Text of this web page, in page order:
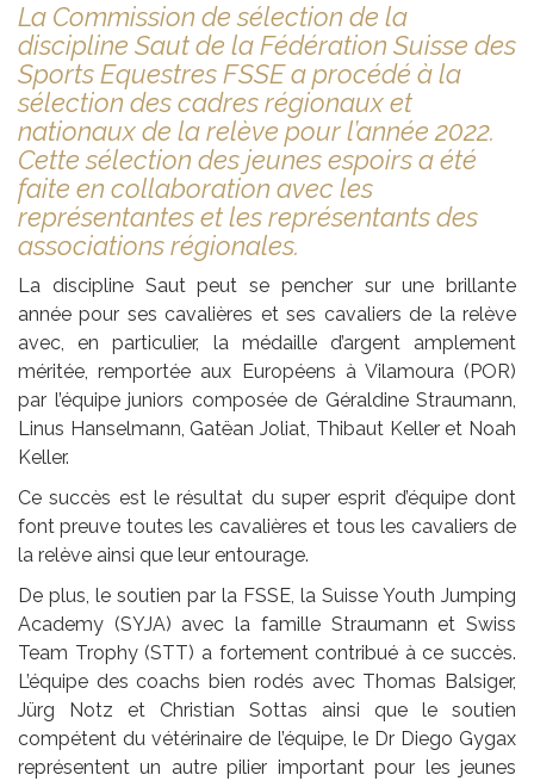
La Commission de sélection de la
discipline Saut de la Fédération Suisse des
Sports Equestres FSSE a procédé à la
sélection des cadres régionaux et
nationaux de la relève pour l’année 2022.
Cette sélection des jeunes espoirs a été
faite en collaboration avec les
représentantes et les représentants des
associations régionales.
La discipline Saut peut se pencher sur une brillante
année pour ses cavalières et ses cavaliers de la relève
avec, en particulier, la médaille d’argent amplement
méritée, remportée aux Européens à Vilamoura (POR)
par l’équipe juniors composée de Géraldine Straumann,
Linus Hanselmann, Gatëan Joliat, Thibaut Keller et Noah
Keller.
Ce succès est le résultat du super esprit d’équipe dont
font preuve toutes les cavalières et tous les cavaliers de
la relève ainsi que leur entourage.
De plus, le soutien par la FSSE, la Suisse Youth Jumping
Academy (SYJA) avec la famille Straumann et Swiss
Team Trophy (STT) a fortement contribué à ce succès.
L’équipe des coachs bien rodés avec Thomas Balsiger,
Jürg Notz et Christian Sottas ainsi que le soutien
compétent du vétérinaire de l’équipe, le Dr Diego Gygax
représentent un autre pilier important pour les jeunes